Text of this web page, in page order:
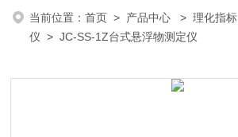
当前位置：首页 > 产品中心 >理化指标
仪 > JC-SS-1Z台式悬浮物测定仪